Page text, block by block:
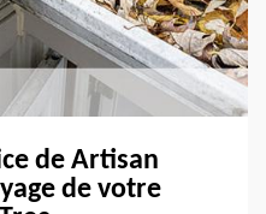
de Artisan
de votre